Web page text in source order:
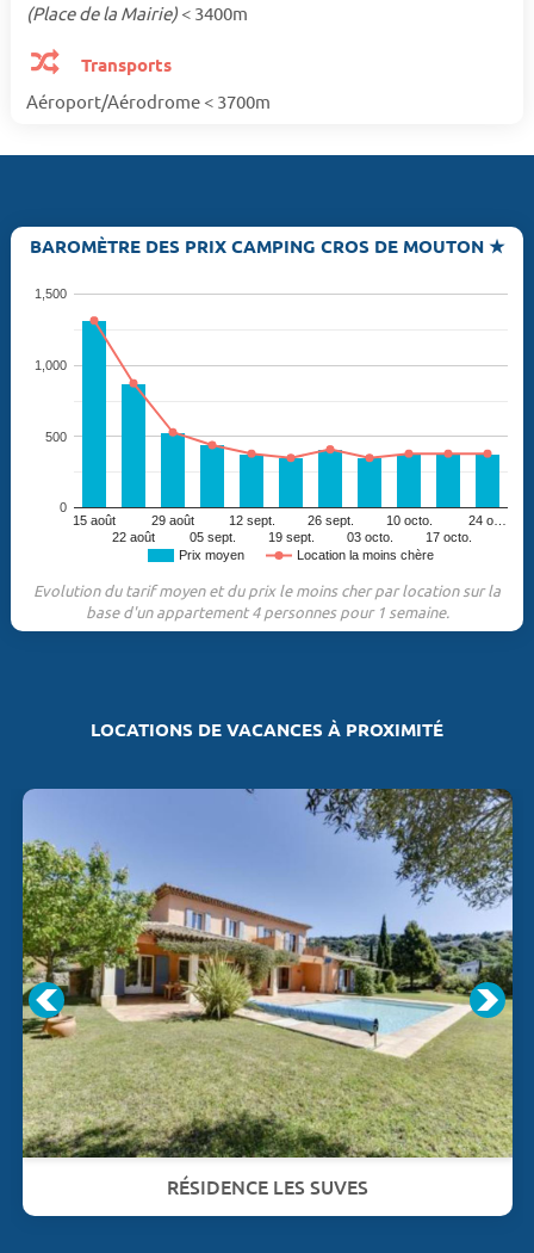
(Place de la Mairie) < 3400m
Transports
Aéroport/Aérodrome < 3700m
BAROMÈTRE DES PRIX CAMPING CROS DE MOUTON ★
Prix moyen Location la moins chère
15 août
22 août
29 août
05 sept.
12 sept.
19 sept.
26 sept.
03 octo.
10 octo.
17 octo.
24 o…
0
500
1,000
1,500
Evolution du tarif moyen et du prix le moins cher par location sur la
base d'un appartement 4 personnes pour 1 semaine.
LOCATIONS DE VACANCES À PROXIMITÉ
RÉSIDENCE LES SUVES